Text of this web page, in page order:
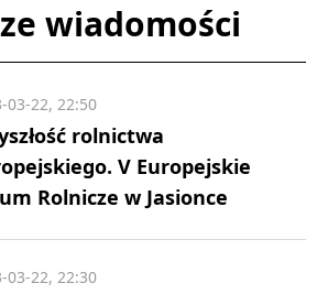
wiadomości
rolnictwa
V Europejskie
Rolnicze w Jasionce
03-22, 22:50
03-22, 22:30